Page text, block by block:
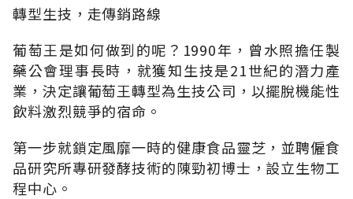
轉型生技，走傳銷路線
葡萄王是如何做到的呢？1990年，曾水照擔任製
藥公會理事長時，就獲知生技是21世紀的潛力產
業，決定讓葡萄王轉型為生技公司，以擺脫機能性
飲料激烈競爭的宿命。
第一步就鎖定風靡一時的健康食品靈芝，並聘僱食
品研究所專研發酵技術的陳勁初博士，設立生物工
程中心。